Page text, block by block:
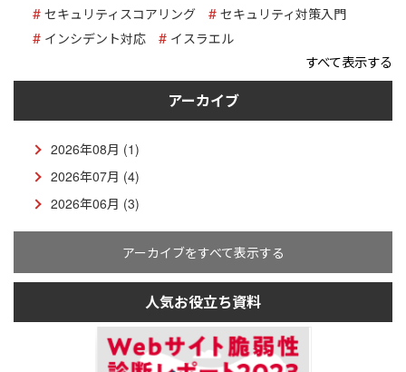
セキュリティスコアリング
セキュリティ対策入門
インシデント対応
イスラエル
すべて表示する
アーカイブ
2026年08月 (1)
2026年07月 (4)
2026年06月 (3)
アーカイブをすべて表示する
人気お役立ち資料